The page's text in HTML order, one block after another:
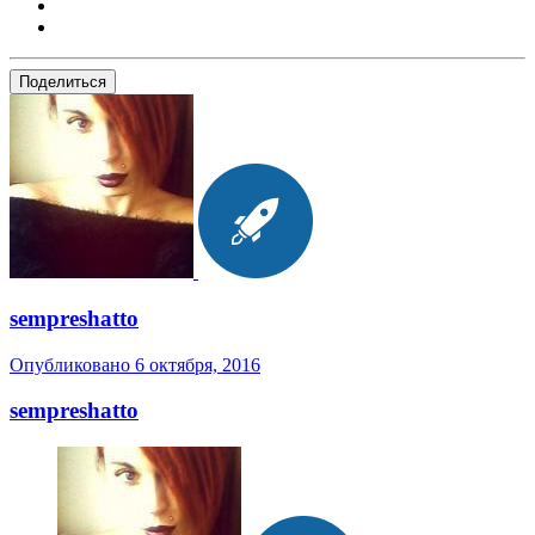
Поделиться
sempreshatto
Опубликовано 6 октября, 2016
sempreshatto